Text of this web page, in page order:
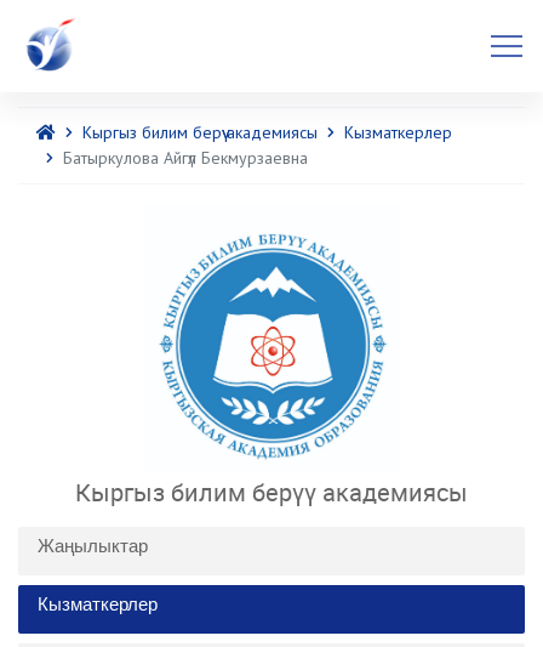
Кыргыз билим берүү академиясы
Кызматкерлер
Батыркулова Айгүл Бекмурзаевна
Кыргыз билим берүү академиясы
Жаңылыктар
Кызматкерлер